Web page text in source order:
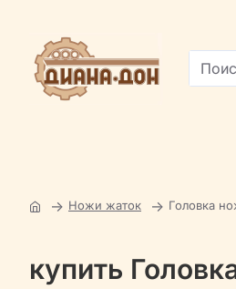
Поиск...
Ножи жаток Головка
купить